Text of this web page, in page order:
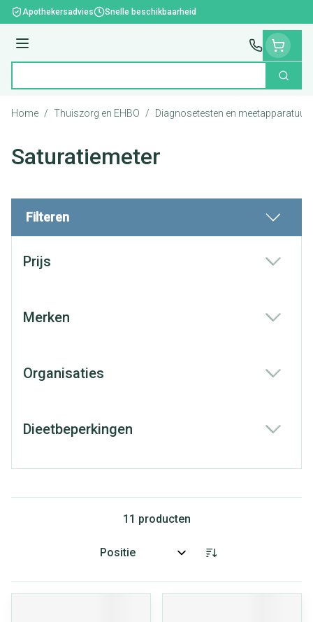
Ga naar de inhoud
Apothekersadvies Snelle beschikbaarheid
Menu
Zoek
Home / Thuiszorg en EHBO / Diagnosetesten en meetapparatuur
Saturatiemeter
Filteren
Prijs
Merken
Organisaties
Dieetbeperkingen
11 producten
Sorteer op: